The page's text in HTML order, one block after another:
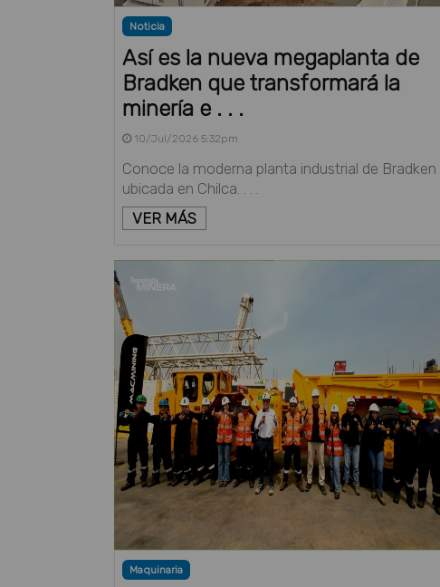
Noticia
Así es la nueva megaplanta de
Bradken que transformará la
minería e . . .
10/Jul/2026 5:32pm
Conoce la moderna planta industrial de Bradken
ubicada en Chilca. . . .
VER MÁS
Maquinaria